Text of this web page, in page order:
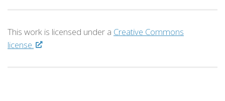
This work is licensed under a Creative Commons
license.